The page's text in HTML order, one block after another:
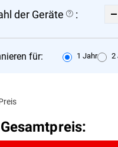
der Geräte :
für: 1 Jahr 2